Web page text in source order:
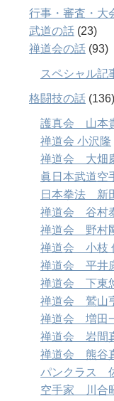
行事・審査・大
武道の話 (23)
禅道会の話 (93)
スペシャル記
格闘技の話 (136)
護真会 山本
禅道会 小沢隆
禅道会 大畑
眞日本武道
日本拳法 新
禅道会 谷村
禅道会 野村
禅道会 小枝
禅道会 平井
禅道会 下東
禅道会 鷲山
禅道会 増田
禅道会 岩間
禅道会 熊谷
パンクラス
空手家 川合